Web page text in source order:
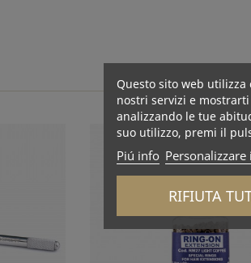
Questo sito web
nostri servizi e
analizzando le tue
suo utilizzo, premi il
Piú info Personalizzare
RIFIUTA